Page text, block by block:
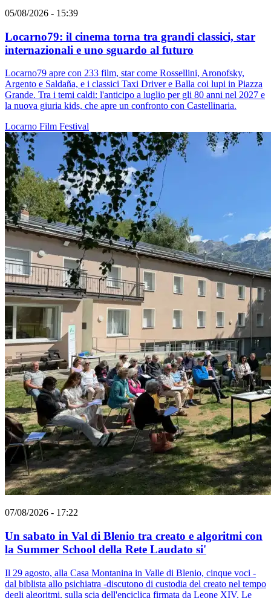
05/08/2026 - 15:39
Locarno79: il cinema torna tra grandi classici, star
internazionali e uno sguardo al futuro
Locarno79 apre con 233 film, star come Rossellini, Aronofsky,
Argento e Saldaña, e i classici Taxi Driver e Balla coi lupi in Piazza
Grande. Tra i temi caldi: l'anticipo a luglio per gli 80 anni nel 2027 e
la nuova giuria kids, che apre un confronto con Castellinaria.
Locarno Film Festival
07/08/2026 - 17:22
Un sabato in Val di Blenio tra creato e algoritmi con
la Summer School della Rete Laudato si'
Il 29 agosto, alla Casa Montanina in Valle di Blenio, cinque voci -
dal biblista allo psichiatra -discutono di custodia del creato nel tempo
degli algoritmi, sulla scia dell'enciclica firmata da Leone XIV. Le